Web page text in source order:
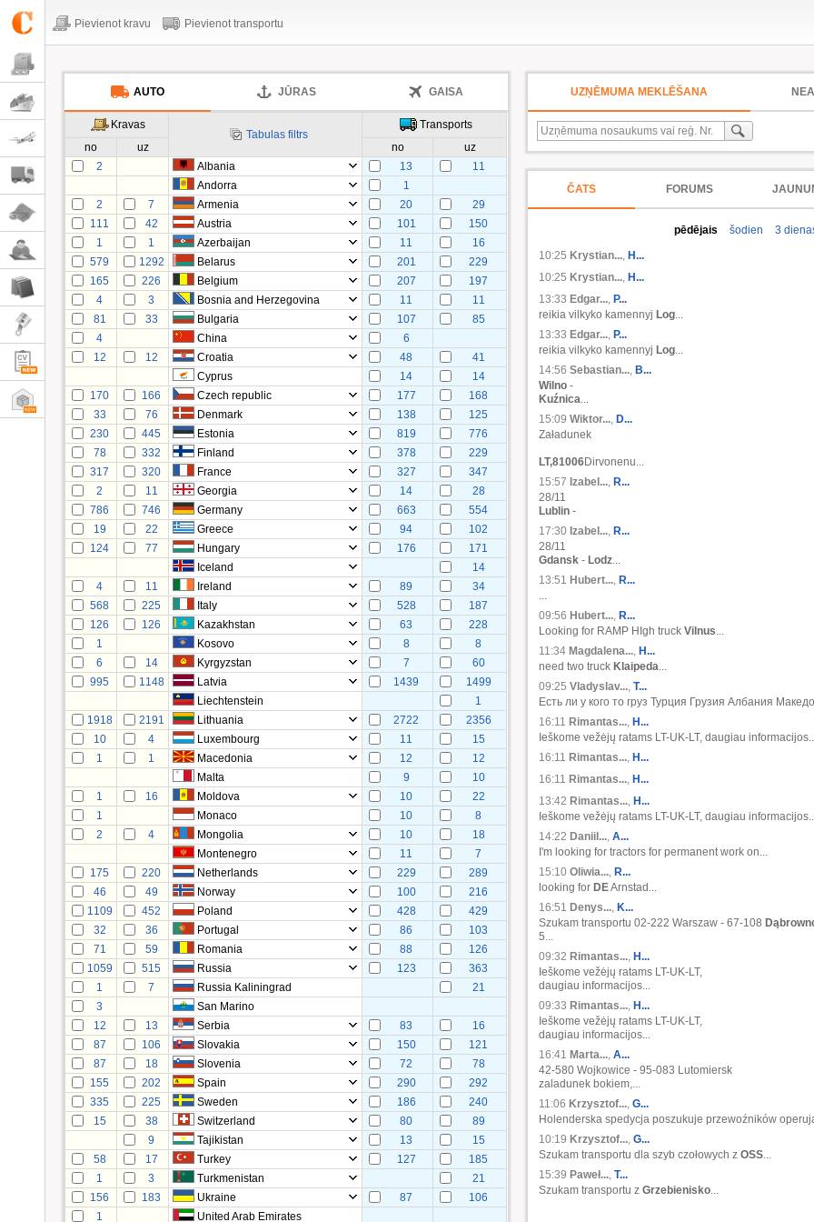
Pievienot kravu Pievienot transportu
AUTO JŪRAS GAISA
Kravas
Tabulas filtrs
Transports
no
uz no
uz
2
Albania 13
11
Andorra
1
2
7 Armenia 20
29
111
42 Austria 101
150
1
1 Azerbaijan 11
16
579
1292 Belarus 201
229
165
226 Belgium 207
197
4
3 Bosnia and Herzegovina 11
11
81
33 Bulgaria 107
85
4
China
6
12
12 Croatia 48
41
Cyprus
14
14
170
166 Czech republic 177
168
33
76 Denmark 138
125
230
445 Estonia 819
776
78
332 Finland 378
229
317
320 France 327
347
2
11 Georgia 14
28
786
746 Germany 663
554
19
22 Greece 94
102
124
77 Hungary 176
171
Iceland
14
4
11 Ireland 89
34
568
225 Italy 528
187
126
126 Kazakhstan 63
228
1
Kosovo 8
8
6
14 Kyrgyzstan 7
60
995
1148 Latvia 1439
1499
Liechtenstein
1
1918
2191 Lithuania 2722
2356
10
4 Luxembourg 11
15
1
1 Macedonia 12
12
Malta
9
10
1
16 Moldova 10
22
1
Monaco 10
8
2
4 Mongolia 10
18
Montenegro
11
7
175
220 Netherlands 229
289
46
49 Norway 100
216
1109
452 Poland 428
429
32
36 Portugal 86
103
71
59 Romania 88
126
1059
515 Russia 123
363
1
7 Russia Kaliningrad
21
3
San Marino
12
13 Serbia 83
16
87
106 Slovakia 150
121
87
18 Slovenia 72
78
155
202 Spain 290
292
335
225 Sweden 186
240
15
38 Switzerland 80
89
9
Tajikistan 13
15
58
17 Turkey 127
185
1
3 Turkmenistan
21
156
183 Ukraine 87
106
1
United Arab Emirates
UZŅĒMUMA MEKLĒŠANA
ČATS FORUMS
pēdējais šodien 3
10:25 Krystian..., H...
10:25 Krystian..., H...
13:33 Edgar..., P...
reikia vilkyko kamennyj Log...
13:33 Edgar..., P...
reikia vilkyko kamennyj Log...
14:56 Sebastian..., B...
Wilno-
Kuźnica...
15:09 Wiktor..., D...
Załadunek
LT,81006Dirvonenu...
15:57 Izabel..., R...
28/11
Lublin-
17:30 Izabel..., R...
28/11
Gdansk- Lodz...
13:51 Hubert..., R...
...
09:56 Hubert..., R...
Looking for RAMP HIgh truck Vilnus...
11:34 Magdalena..., H...
need two truck Klaipeda...
09:25 Vladyslav..., Т...
Есть ли у кого то груз Турция Грузия Албания
16:11 Rimantas..., H...
Ieškome vežėjų ratams LT-UK-LT, daugiau
16:11 Rimantas..., H...
16:11 Rimantas..., H...
13:42 Rimantas..., H...
Ieškome vežėjų ratams LT-UK-LT, daugiau
14:22 Daniil..., A...
I'm looking for tractors for permanent work on...
15:10 Oliwia..., R...
looking for DEArnstad...
16:51 Denys..., K...
Szukam transportu 02-222 Warszaw - 67-108
5...
09:32 Rimantas..., H...
Ieškome vežėjų ratams LT-UK-LT,
daugiau informacijos...
09:33 Rimantas..., H...
Ieškome vežėjų ratams LT-UK-LT,
daugiau informacijos...
16:41 Marta..., A...
42-580 Wojkowice - 95-083 Lutomiersk
zaladunek bokiem,...
11:06 Krzysztof..., G...
Holenderska spedycja poszukuje przewoźników
10:19 Krzysztof..., G...
Szukam transportu dla szyb czołowych z OSS...
15:39 Paweł..., T...
Szukam transportu z Grzebienisko...